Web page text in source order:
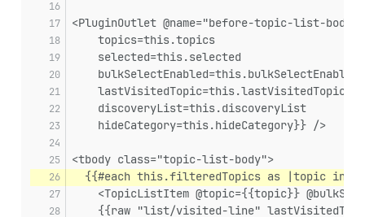
<PluginOutlet @name="before-topic-list-body"
    topics=this.topics
    selected=this.selected
    bulkSelectEnabled=this.bulkSelectEnabled
    lastVisitedTopic=this.lastVisitedTopic
    discoveryList=this.discoveryList
    hideCategory=this.hideCategory}} />
<tbody class="topic-list-body">
{{#each this.filteredTopics as |topic
<TopicListItem @topic={{topic}}
{{raw "list/visited-line"